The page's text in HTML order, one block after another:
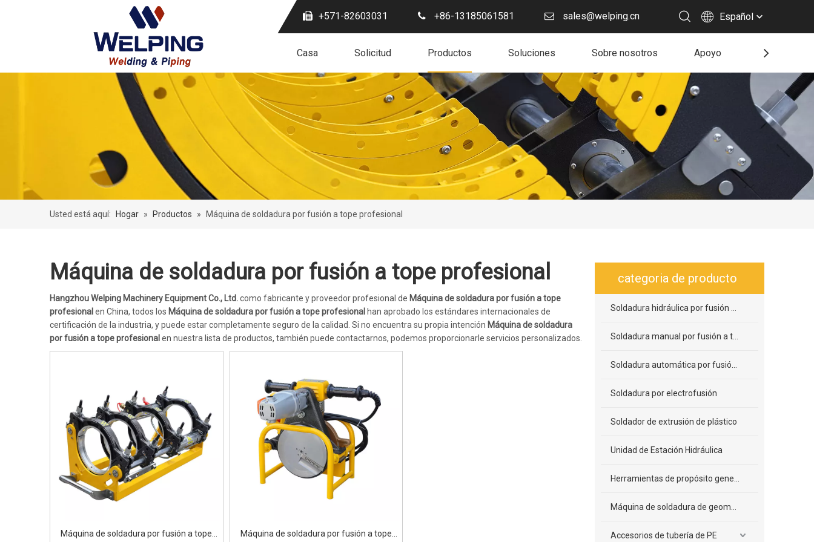
+571-82603031 +86-13185061581 sales@welping.cn Español
Casa Solicitud Productos Soluciones Sobre nosotros Apoyo Recurso
Usted está aquí: Hogar » Productos » Máquina de soldadura por fusión a tope profesional
Máquina de soldadura por fusión a tope profesional
Hangzhou Welping Machinery Equipment Co., Ltd.como fabricante y proveedor profesional de Máquina de soldadura por fusión a tope
profesional en China, todos los Máquina de soldadura por fusión a tope profesional han aprobado los estándares internacionales de
certificación de la industria, y puede estar completamente seguro de la calidad. Si no encuentra su propia intención Máquina de soldadura
por fusión a tope profesional en nuestra lista de productos, también puede contactarnos, podemos proporcionarle servicios personalizados.
Máquina de soldadura por fusión a tope
Máquina de soldadura por fusión a tope
categoria de producto
Soldadura por electrofusión
Soldador de extrusión de plástico
Unidad de Estación Hidráulica
Accesorios de tubería de PE